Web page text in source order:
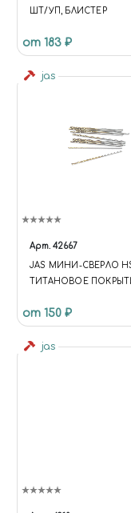
ШТ/УП, БЛИСТЕР
от 183 ₽
jas
Арт. 42667
JAS МИНИ-СВЕРЛО
ТИТАНОВОЕ
от 150 ₽
jas